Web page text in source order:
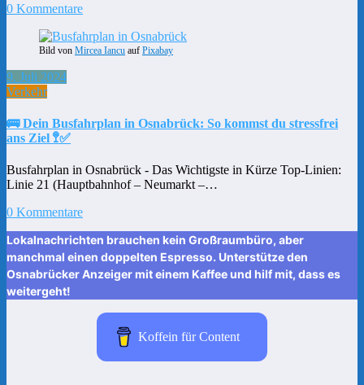
0 Kommentare
Bild von Mircea Iancu auf Pixabay
9. Juli 2024
Verkehr
🚌 Dein Busfahrplan in Osnabrück: So kommst du stressfrei
ans Ziel 🚏✅
Busfahrplan in Osnabrück - Das Wichtigste in Kürze Top-Linien:
Linie 21 (Hauptbahnhof – Neumarkt –…
0 Kommentare
Lokalnachrichten brauchen kein Großraumbüro, aber
manchmal einen doppelten Espresso. Unterstütze den
Osnabrücker Anzeiger mit einem Kaffee und hilf mit, dass es
weitergeht!
Koffein für Content